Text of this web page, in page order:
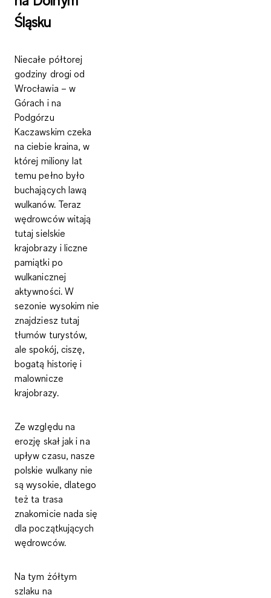
Śląsku
Niecałe półtorej
godziny drogi od
Wrocławia – w
Górach i na
Podgórzu
Kaczawskim czeka
na ciebie kraina, w
której miliony lat
temu pełno było
buchających lawą
wulkanów. Teraz
wędrowców witają
tutaj sielskie
krajobrazy i liczne
pamiątki po
wulkanicznej
aktywności. W
sezonie wysokim nie
znajdziesz tutaj
tłumów turystów,
ale spokój, ciszę,
bogatą historię i
malownicze
krajobrazy.
Ze względu na
erozję skał jak i na
upływ czasu, nasze
polskie wulkany nie
są wysokie, dlatego
też ta trasa
znakomicie nada się
dla początkujących
wędrowców.
Na tym żółtym
szlaku na